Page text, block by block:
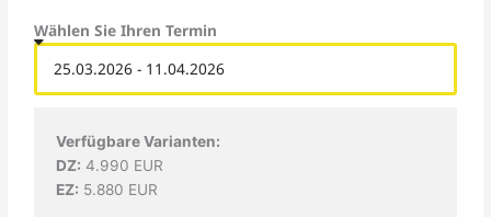
Wählen Sie Ihren Termin
Verfügbare Varianten:
DZ: 4.990 EUR
EZ: 5.880 EUR